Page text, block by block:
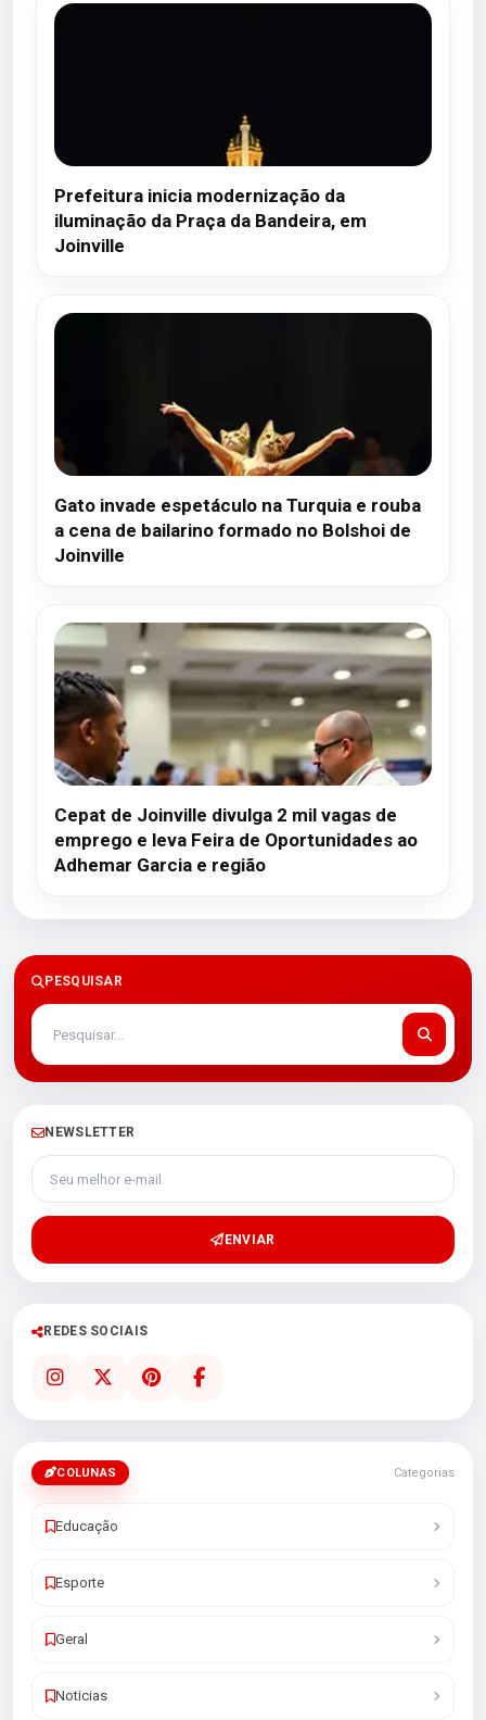
Prefeitura inicia modernização da
iluminação da Praça da Bandeira, em
Joinville
Gato invade espetáculo na Turquia e rouba
a cena de bailarino formado no Bolshoi de
Joinville
Cepat de Joinville divulga 2 mil vagas de
emprego e leva Feira de Oportunidades ao
Adhemar Garcia e região
PESQUISAR
NEWSLETTER
Seu melhor e-mail
ENVIAR
REDES SOCIAIS
COLUNAS Categorias
Educação
Esporte
Geral
Noticias